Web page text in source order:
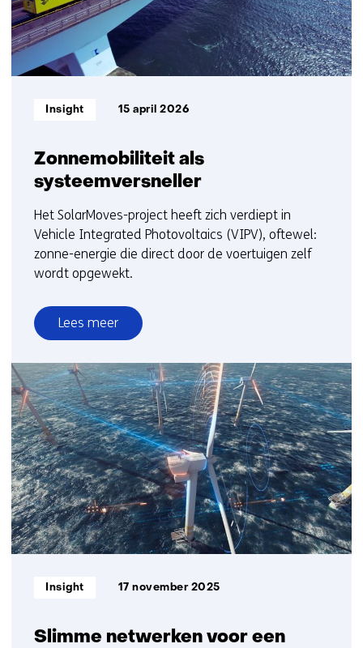
Zonnemobiliteit als
systeemversneller
Informatietype:
Insight 15 april 2026
Het SolarMoves-project heeft zich verdiept in
Vehicle Integrated Photovoltaics (VIPV), oftewel:
zonne-energie die direct door de voertuigen zelf
wordt opgewekt.
Lees meer
over
Zonnemobiliteit
als
systeemversneller
Slimme netwerken voor een
Informatietype:
Insight 17 november 2025